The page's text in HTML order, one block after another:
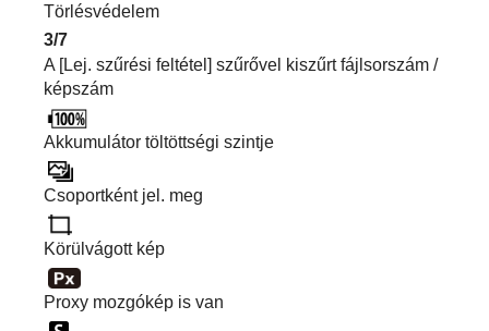
Törlésvédelem
3/7
A [Lej. szűrési feltétel] szűrővel kiszűrt fájlsorszám /
képszám
Akkumulátor töltöttségi szintje
Csoportként jel. meg
Körülvágott kép
Proxy mozgókép is van